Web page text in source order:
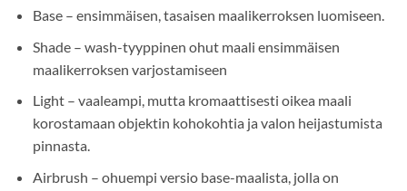
Base – ensimmäisen, tasaisen maalikerroksen luomiseen.
Shade – wash-tyyppinen ohut maali ensimmäisen
maalikerroksen varjostamiseen
Light – vaaleampi, mutta kromaattisesti oikea maali
korostamaan objektin kohokohtia ja valon heijastumista
pinnasta.
Airbrush – ohuempi versio base-maalista, jolla on